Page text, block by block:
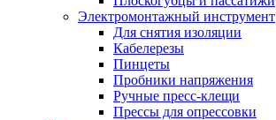
Электромонтажный инструмент
Для снятия изоляции
Кабелерезы
Пинцеты
Пробники напряжения
Ручные пресс-клещи
Прессы для опрессовки